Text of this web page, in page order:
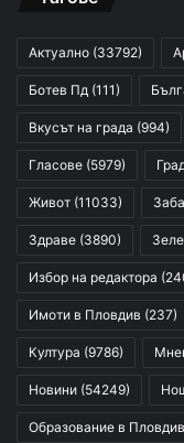
Актуално (33792)
Ботев Пд (111)
Вкусът на града (994)
Гласове (5979)
Живот (11033)
Здраве (3890)
Избор на редактора
Имоти в Пловдив (237)
Култура (9786)
Новини (54249)
Образование в Пловдив